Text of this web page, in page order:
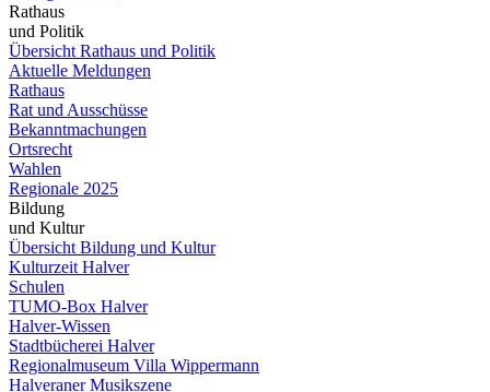
Rathaus
und Politik
Übersicht Rathaus und Politik
Aktuelle Meldungen
Rathaus
Rat und Ausschüsse
Bekanntmachungen
Ortsrecht
Wahlen
Regionale 2025
Bildung
und Kultur
Übersicht Bildung und Kultur
Kulturzeit Halver
Schulen
TUMO-Box Halver
Halver-Wissen
Stadtbücherei Halver
Regionalmuseum Villa Wippermann
Halveraner Musikszene